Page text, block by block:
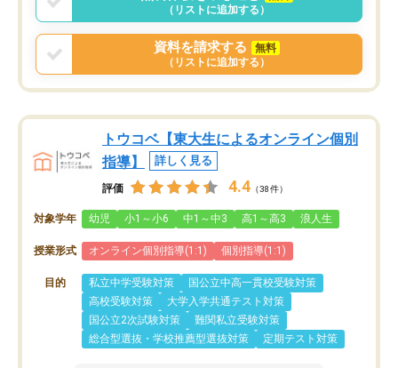
（リストに追加する）
資料を請求する
無料
（リストに追加する）
トウコベ【東大生によるオンライン個別
指導】
詳しく見る
評価 4.4 （38件）
対象学年 幼児 小1～小6 中1～中3 高1～高3 浪人生
授業形式 オンライン個別指導(1:1) 個別指導(1:1)
目的 私立中学受験対策
国公立中高一貫校受験対策
高校受験対策
大学入学共通テスト対策
国公立2次試験対策
難関私立受験対策
総合型選抜・学校推薦型選抜対策
定期テスト対策